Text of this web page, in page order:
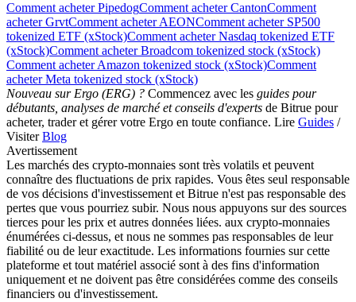
Télécharger
l'application Bitrue
Français
Comment acheter PipedogComment acheter CantonComment
acheter GrvtComment acheter AEONComment acheter SP500
tokenized ETF (xStock)Comment acheter Nasdaq tokenized ETF
(xStock)Comment acheter Broadcom tokenized stock (xStock)
Comment acheter Amazon tokenized stock (xStock)Comment
acheter Meta tokenized stock (xStock)
Nouveau sur Ergo (ERG) ? Commencez avec les guides pour
débutants, analyses de marché et conseils d'experts de Bitrue pour
acheter, trader et gérer votre Ergo en toute confiance. Lire Guides /
VisiterBlog
Avertissement
Les marchés des crypto-monnaies sont très volatils et peuvent
connaître des fluctuations de prix rapides. Vous êtes seul responsable
de vos décisions d'investissement et Bitrue n'est pas responsable des
pertes que vous pourriez subir. Nous nous appuyons sur des sources
tierces pour les prix et autres données liées. aux crypto-monnaies
énumérées ci-dessus, et nous ne sommes pas responsables de leur
fiabilité ou de leur exactitude. Les informations fournies sur cette
plateforme et tout matériel associé sont à des fins d'information
uniquement et ne doivent pas être considérées comme des conseils
financiers ou d'investissement.